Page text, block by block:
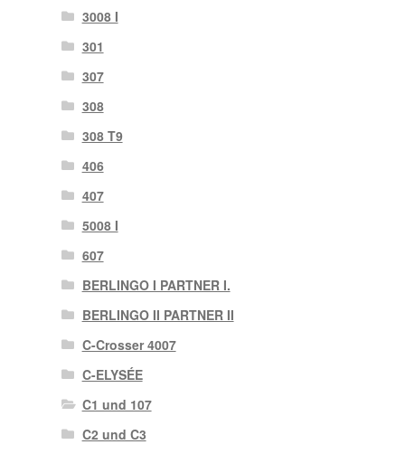
3008 I
301
307
308
308 T9
406
407
5008 I
607
BERLINGO I PARTNER I.
BERLINGO II PARTNER II
C-Crosser 4007
C-ELYSÉE
C1 und 107
C2 und C3